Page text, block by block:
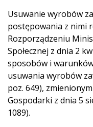
Usuwanie wyrobów
postępowania z nimi
Rozporządzeniu
Społecznej z dnia 2
sposobów i
usuwania wyrobów
poz. 649),
Gospodarki z dnia 5
1089).